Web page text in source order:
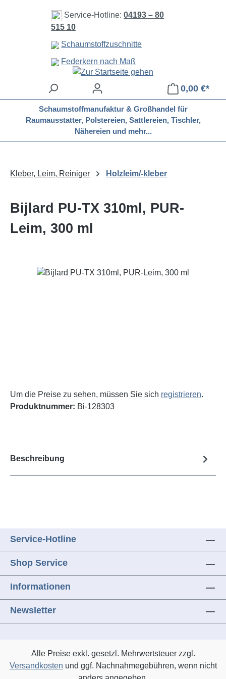
Zum Hauptinhalt springen
Service-Hotline:04193 – 80
515 10
Schaumstoffzuschnitte
Federkern nach Maß
0,00 €*
Schaumstoffmanufaktur & Großhandel für
Raumausstatter, Polstereien, Sattlereien, Tischler,
Nähereien und mehr...
Kleber, Leim, Reiniger Holzleim/-kleber
Bijlard PU-TX 310ml, PUR-
Leim, 300 ml
Bildergalerie überspringen
Um die Preise zu sehen, müssen Sie sich registrieren.
Produktnummer: Bi-128303
Beschreibung
Service-Hotline
Shop Service
Informationen
Newsletter
Alle Preise exkl. gesetzl. Mehrwertsteuer zzgl.
Versandkosten und ggf. Nachnahmegebühren, wenn nicht